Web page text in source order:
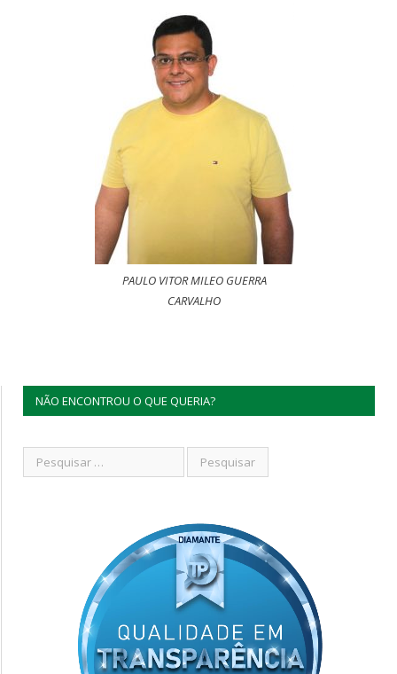
PAULO VITOR MILEO GUERRA
CARVALHO
NÃO ENCONTROU O QUE QUERIA?